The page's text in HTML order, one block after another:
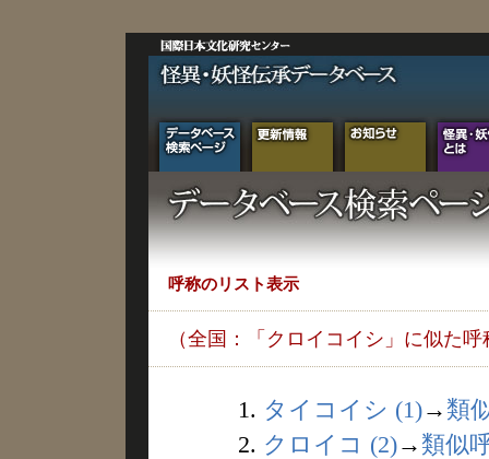
呼称のリスト表示
（全国：「クロイコイシ」に似た呼
1. タイコイシ (1)→ 類
2. クロイコ (2)→ 類似